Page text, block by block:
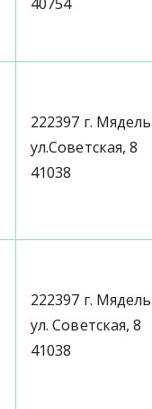
222397 г. Мядель
ул.Советская, 8
41038
222397 г. Мядель
ул. Советская, 8
41038